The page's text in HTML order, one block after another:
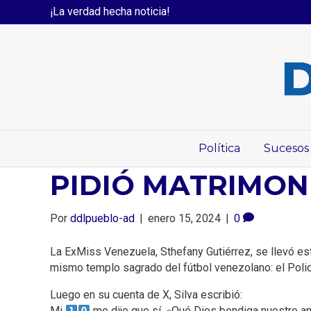
¡La verdad hecha noticia!
Política Sucesos
PIDIÓ
Por ddlpueblo-ad | enero 15, 2024 | 0
La ExMiss Venezuela, Sthefany Gutiérrez, se llevó
mismo templo sagrado del fútbol venezolano: el
Luego en su cuenta de X, Silva escribió: